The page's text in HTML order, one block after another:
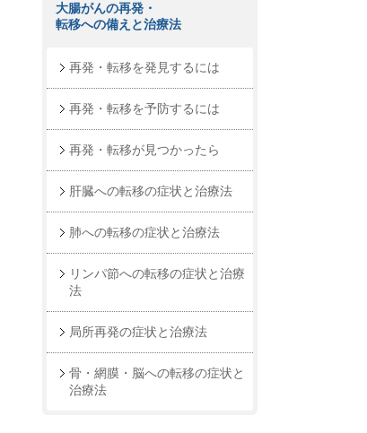
大腸がんの再発・
転移への備えと治療法
再発・転移を発見するには
再発・転移を予防するには
再発・転移が見つかったら
肝臓への転移の症状と治療法
肺への転移の症状と治療法
リンパ節への転移の症状と治療
法
局所再発の症状と治療法
骨・網膜・脳への転移の症状と
治療法